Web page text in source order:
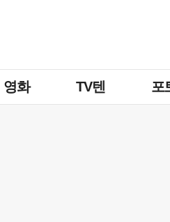
영화 TV텐 포